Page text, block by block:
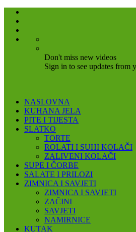
Don't miss new videos
Sign in to see updates from
NASLOVNA
KUHANA JELA
PITE I TIJESTA
SLATKO
TORTE
ROLATI I SUHI KOLAČI
ZALIVENI KOLAČI
SUPE I ČORBE
SALATE I PRILOZI
ZIMNICA I SAVJETI
ZIMNICA I SAVJETI
ZAČINI
SAVJETI
NAMIRNICE
KUTAK